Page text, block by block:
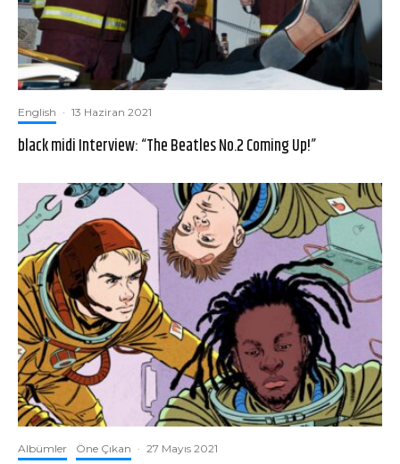
English · 13 Haziran 2021
black midi Interview: “The Beatles No.2 Coming Up!”
Albümler Öne Çıkan · 27 Mayıs 2021